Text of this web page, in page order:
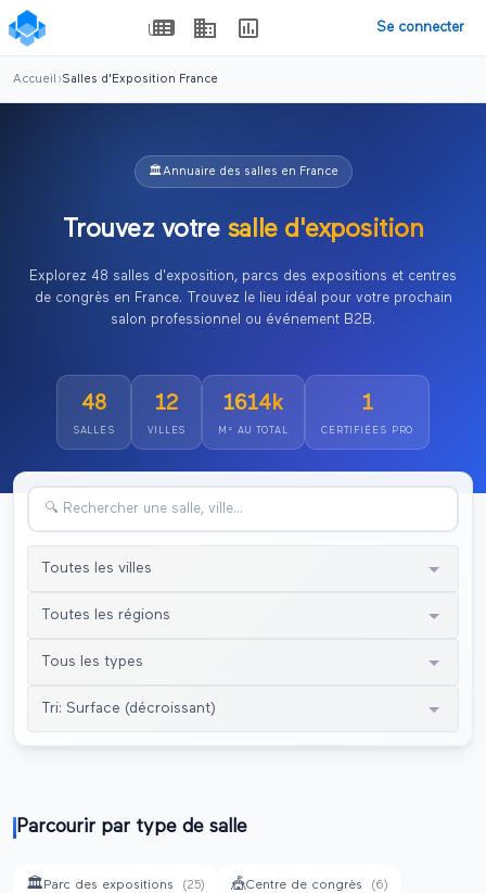
Se connecter
Accueil ›Salles d'Exposition France
🏛️Annuaire des salles en France
Trouvez votre salle d'exposition
Explorez 48 salles d'exposition, parcs des expositions et centres
de congrès en France. Trouvez le lieu idéal pour votre prochain
salon professionnel ou événement B2B.
48
SALLES
12
VILLES
1614 k
M² AU TOTAL
1
CERTIFIÉES PRO
Parcourir par type de salle
🏛️ Parc des expositions (25) 🎪Centre de congrès (6)